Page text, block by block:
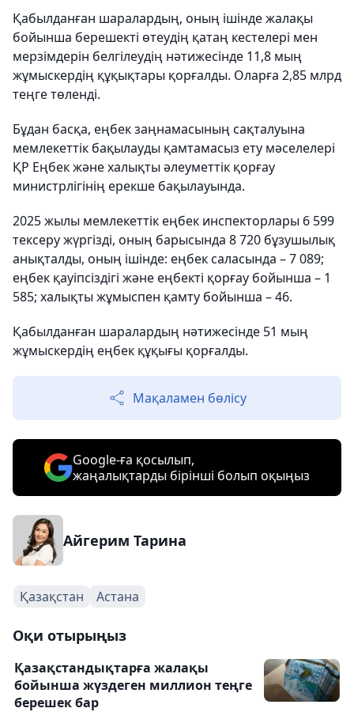
Қабылданған шаралардың, оның ішінде жалақы
бойынша берешекті өтеудің қатаң кестелері мен
мерзімдерін белгілеудің нәтижесінде 11,8 мың
жұмыскердің құқықтары қорғалды. Оларға 2,85 млрд
теңге төленді.
Бұдан басқа, еңбек заңнамасының сақталуына
мемлекеттік бақылауды қамтамасыз ету мәселелері
ҚР Еңбек және халықты әлеуметтік қорғау
министрлігінің ерекше бақылауында.
2025 жылы мемлекеттік еңбек инспекторлары 6 599
тексеру жүргізді, оның барысында 8 720 бұзушылық
анықталды, оның ішінде: еңбек саласында – 7 089;
еңбек қауіпсіздігі және еңбекті қорғау бойынша – 1
585; халықты жұмыспен қамту бойынша – 46.
Қабылданған шаралардың нәтижесінде 51 мың
жұмыскердің еңбек құқығы қорғалды.
Мақаламен бөлісу
Google-ға қосылып,
жаңалықтарды бірінші болып оқыңыз
Айгерим Тарина
Қазақстан Астана
Оқи отырыңыз
Қазақстандықтарға жалақы
бойынша жүздеген миллион теңге
берешек бар